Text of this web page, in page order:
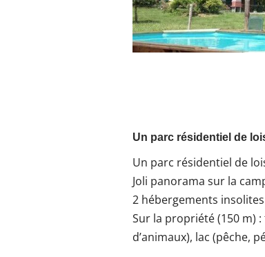
Un parc résidentiel de
Un parc résidentiel de
Joli panorama sur la
2 hébergements
Sur la propriété (150 m)
d’animaux), lac (pêche,